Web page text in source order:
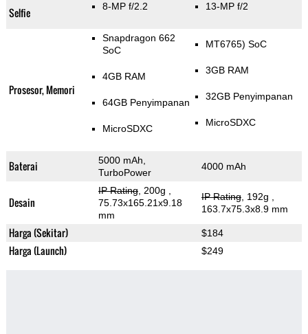
Selfie 8-MP f/2.2 13-MP f/2
Prosesor, Memori
Snapdragon 662
SoC
4GB RAM
64GB Penyimpanan
MicroSDXC
MT6765) SoC
3GB RAM
32GB Penyimpanan
MicroSDXC
Baterai
5000 mAh,
TurboPower
4000 mAh
Desain
IP Rating, 200g
75.73x165.21x9.18
mm
IP Rating, 192g
163.7x75.3x8.9 mm
Harga (Sekitar) $184
Harga (Launch) $249